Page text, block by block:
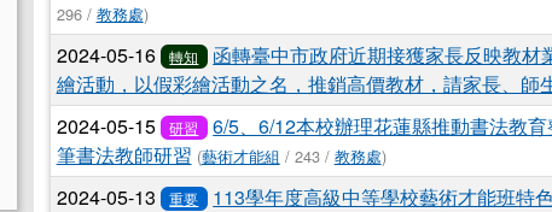
296 / 教務處)
2024-05-16 轉知
函轉臺中市政府近期接獲家長反映教
繪活動，以假彩繪活動之名，推銷高價教材，請家長、師
2024-05-15 研習
6/5、6/12本校辦理花蓮縣推動書法教
筆書法教師研習 (藝術才能組 / 243 / 教務處)
2024-05-13 重要 113學年度高級中等學校藝術才能班特